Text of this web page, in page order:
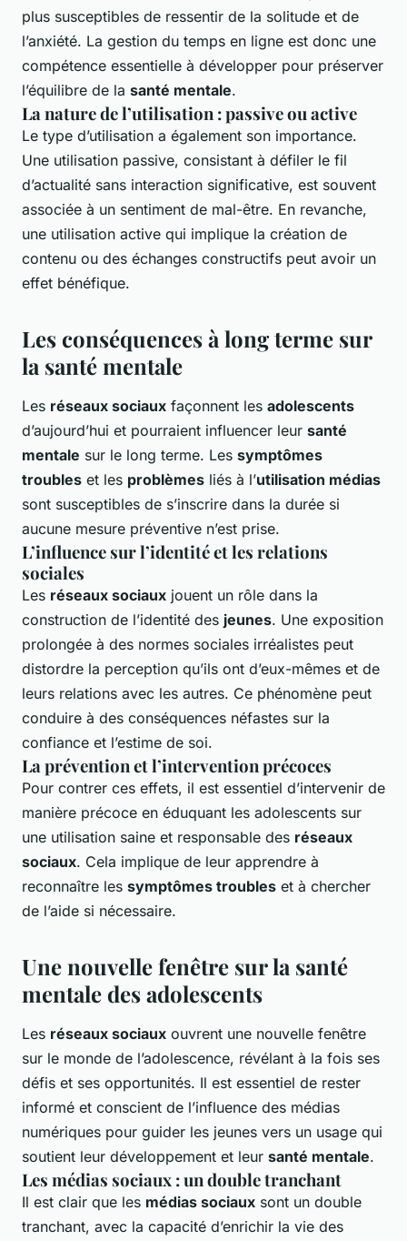
plus susceptibles de ressentir de la solitude et de
l’anxiété. La gestion du temps en ligne est donc une
compétence essentielle à développer pour préserver
l’équilibre de la santé mentale.
La nature de l’utilisation : passive ou active
Le type d’utilisation a également son importance.
Une utilisation passive, consistant à défiler le fil
d’actualité sans interaction significative, est souvent
associée à un sentiment de mal-être. En revanche,
une utilisation active qui implique la création de
contenu ou des échanges constructifs peut avoir un
effet bénéfique.
Les conséquences à long terme sur
la santé mentale
Les réseaux sociaux façonnent les adolescents
d’aujourd’hui et pourraient influencer leur santé
mentale sur le long terme. Les symptômes
troubles et les problèmes liés à l’utilisation médias
sont susceptibles de s’inscrire dans la durée si
aucune mesure préventive n’est prise.
L’influence sur l’identité et les relations
sociales
Les réseaux sociaux jouent un rôle dans la
construction de l’identité des jeunes. Une exposition
prolongée à des normes sociales irréalistes peut
distordre la perception qu’ils ont d’eux-mêmes et de
leurs relations avec les autres. Ce phénomène peut
conduire à des conséquences néfastes sur la
confiance et l’estime de soi.
La prévention et l’intervention précoces
Pour contrer ces effets, il est essentiel d’intervenir de
manière précoce en éduquant les adolescents sur
une utilisation saine et responsable des réseaux
sociaux. Cela implique de leur apprendre à
reconnaître les symptômes troubles et à chercher
de l’aide si nécessaire.
Une nouvelle fenêtre sur la santé
mentale des adolescents
Les réseaux sociaux ouvrent une nouvelle fenêtre
sur le monde de l’adolescence, révélant à la fois ses
défis et ses opportunités. Il est essentiel de rester
informé et conscient de l’influence des médias
numériques pour guider les jeunes vers un usage qui
soutient leur développement et leur santé mentale.
Les médias sociaux : un double tranchant
Il est clair que les médias sociaux sont un double
tranchant, avec la capacité d’enrichir la vie des